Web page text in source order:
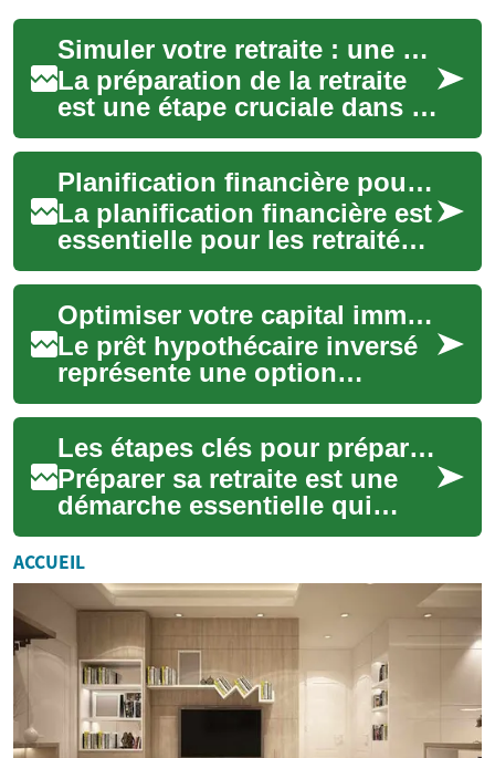
Simuler votre retraite : une vision claire de demain
La préparation de la retraite
est une étape cruciale dans la
vie financière de chacun.
Anticiper son futur revenu,
se...
Planification financière pour retraités et seniors
La planification financière est
essentielle pour les retraités
et les seniors afin d'assurer
une stabilité économique...
Optimiser votre capital immobilier à la retraite
Le prêt hypothécaire inversé
représente une option
financière importante pour
les seniors souhaitant
transformer une ...
Les étapes clés pour préparer sa retraite
Préparer sa retraite est une
démarche essentielle qui
demande de la réflexion et
une planification rigoureuse.
Il ne ...
ACCUEIL